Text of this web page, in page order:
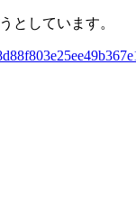
としています。